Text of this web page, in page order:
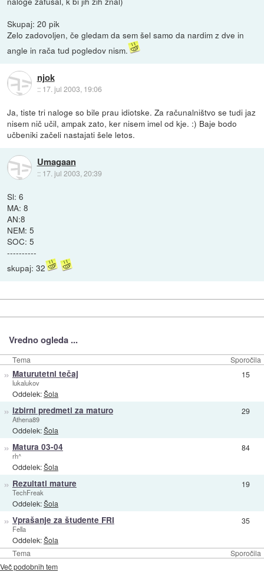
Skupaj: 20 pik
Zelo zadovoljen, če gledam da sem šel samo da nardim z dve in
angle in rača tud pogledov nism.
njok
:: 17. jul 2003, 19:06
Ja, tiste tri naloge so bile prau idiotske. Za računalništvo se tudi jaz
nisem nič učil, ampak zato, ker nisem imel od kje. :) Baje bodo
učbeniki začeli nastajati šele letos.
Umagaan
:: 17. jul 2003, 20:39
Sl: 6
MA: 8
AN:8
NEM: 5
SOC: 5
----------
skupaj: 32
Vredno ogleda ...
Tema Sporočila
Tema Sporočila
» Maturutetni tečaj
lukalukov
Oddelek:Šola
15
» izbirni predmeti za maturo
Athena89
Oddelek:Šola
29
» Matura 03-04
rh^
Oddelek:Šola
84
» Rezultati mature
TechFreak
Oddelek:Šola
19
» Vprašanje za študente FRI
Fella
Oddelek:Šola
35
Več podobnih tem